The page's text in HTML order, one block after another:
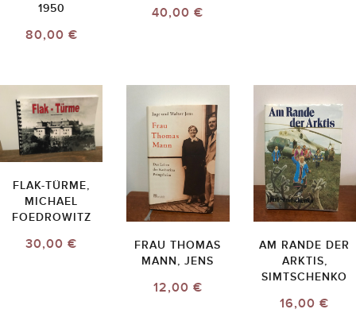
1950
80,00 €
40,00 €
FLAK-TÜRME,
MICHAEL
FOEDROWITZ
30,00 €
FRAU THOMAS
MANN, JENS
12,00 €
AM RANDE DER
ARKTIS,
SIMTSCHENKO
16,00 €